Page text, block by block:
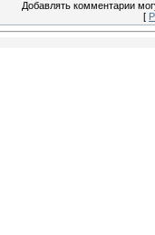
Добавлять комментарии
[